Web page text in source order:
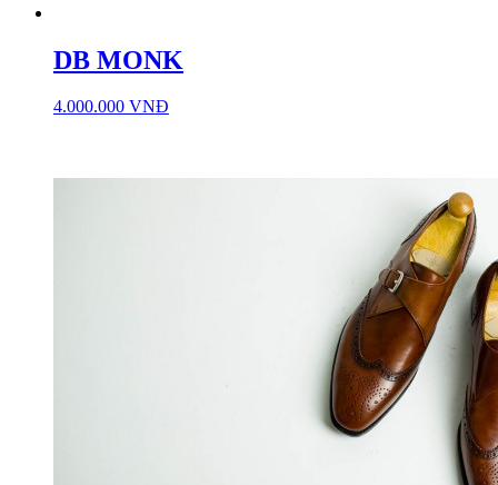
DB MONK
4.000.000 VNĐ